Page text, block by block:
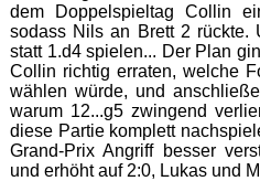
dem Doppelspieltag Collin
sodass Nils an Brett 2 rückte.
statt 1.d4 spielen... Der Plan
Collin richtig erraten, welche
wählen würde, und
warum 12...g5 zwingend
diese Partie komplett
Grand-Prix Angriff besser
und erhöht auf 2:0, Lukas und